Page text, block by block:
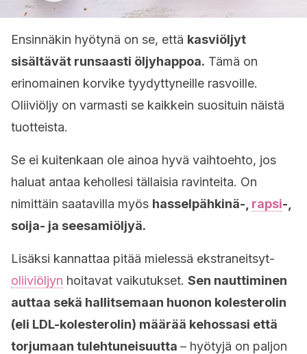
Ensinnäkin hyötynä on se, että kasviöljyt
sisältävät runsaasti öljyhappoa. Tämä on
erinomainen korvike tyydyttyneille rasvoille.
Oliiviöljy on varmasti se kaikkein suosituin näistä
tuotteista.
Se ei kuitenkaan ole ainoa hyvä vaihtoehto, jos
haluat antaa kehollesi tällaisia ravinteita. On
nimittäin saatavilla myös hasselpähkinä-, rapsi-,
soija- ja seesamiöljyä.
Lisäksi kannattaa pitää mielessä ekstraneitsyt-
oliiviöljyn hoitavat vaikutukset. Sen nauttiminen
auttaa sekä hallitsemaan huonon kolesterolin
(eli LDL-kolesterolin) määrää kehossasi että
torjumaan tulehtuneisuutta – hyötyjä on paljon